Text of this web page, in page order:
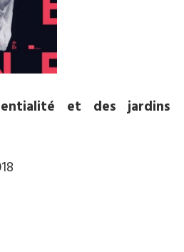
et des jardins